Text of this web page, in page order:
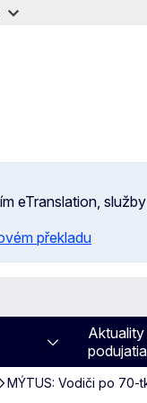
eTranslation,
překladu
Aktuality
podujatia
MÝTUS: Vodiči po 70-